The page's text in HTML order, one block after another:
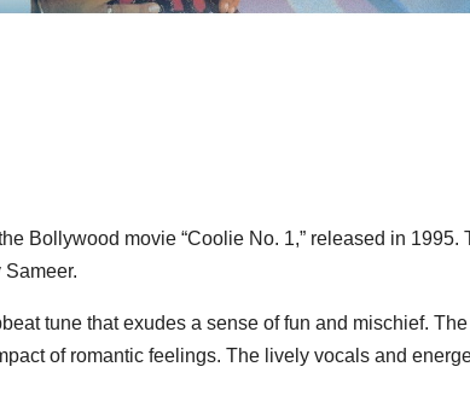
Bollywood movie “Coolie No. 1,” released in
tune that exudes a sense of fun and mischief.
of romantic feelings. The lively vocals and